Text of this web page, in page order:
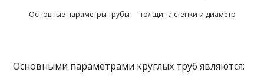
Основные параметры трубы — толщина стенки и диаметр
Основными параметрами круглых труб являются: